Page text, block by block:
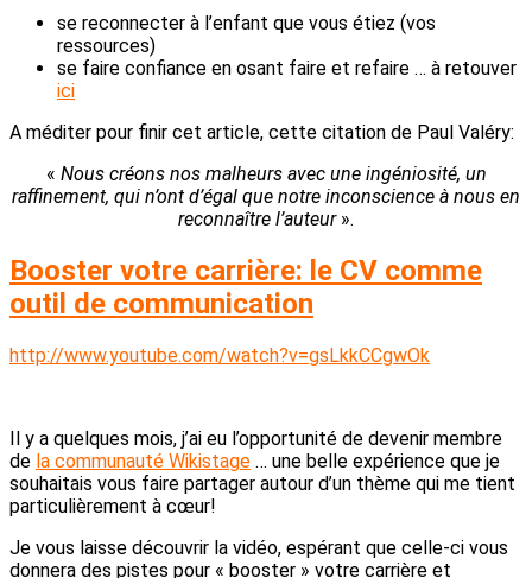
se reconnecter à l’enfant que vous étiez (vos
ressources)
se faire confiance en osant faire et refaire … à retouver
ici
A méditer pour finir cet article, cette citation de Paul Valéry:
« Nous créons nos malheurs avec une ingéniosité, un
raffinement, qui n’ont d’égal que notre inconscience à nous en
reconnaître l’auteur».
Booster votre carrière: le CV comme
outil de communication
http://www.youtube.com/watch?v=gsLkkCCgwOk
Il y a quelques mois, j’ai eu l’opportunité de devenir membre
de la communauté Wikistage … une belle expérience que je
souhaitais vous faire partager autour d’un thème qui me tient
particulièrement à cœur!
Je vous laisse découvrir la vidéo, espérant que celle-ci vous
donnera des pistes pour « booster » votre carrière et